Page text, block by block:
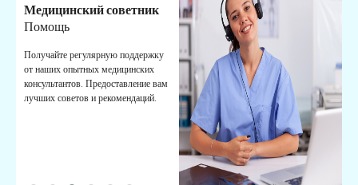
Медицинский советник
Помощь
Получайте регулярную поддержку
от наших опытных медицинских
консультантов. Предоставление вам
лучших советов и рекомендаций.